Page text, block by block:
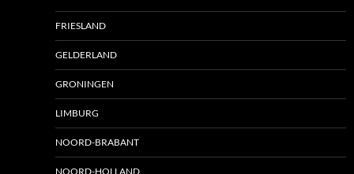
FRIESLAND
GELDERLAND
GRONINGEN
LIMBURG
NOORD-BRABANT
NOORD-HOLLAND